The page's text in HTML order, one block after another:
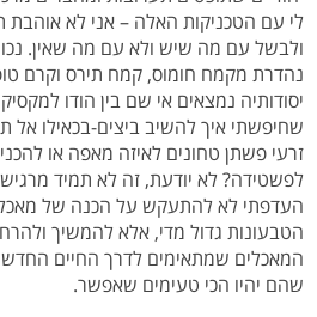
לי עם הטכניקות האלה – אני לא אוהבת
ולבשל עם מה שיש ולא עם מה שאין.
נהדרת מקמח חומוס, קמח תירס וקרם
יסודותיה נמצאים אי שם בין הודו
שחיפשתי איך להשיב ביצים-בכאילו אל
זרעי פשתן טחונים לאיזה מאפה או
לפשטידה? לא יודעת, זה לא תמיד
העדפתי לא להתעקש על הכנה של
הטבעונות גדול מדי, אלא להמשיך
המאכלים שמתאימים לדרך החיים
שהם יהיו הכי טעימים שאפשר.